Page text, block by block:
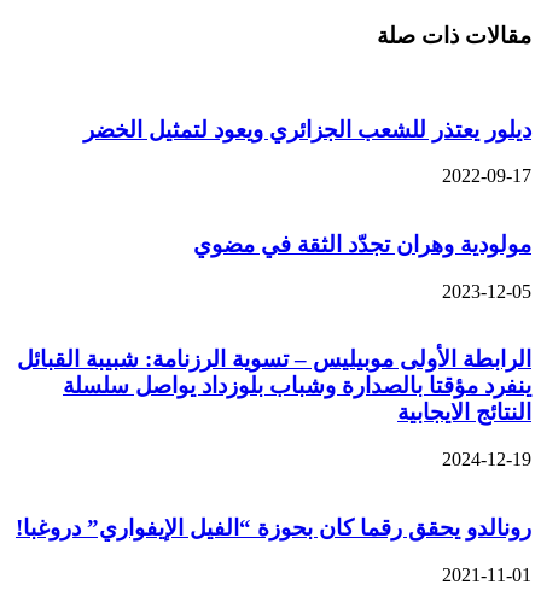
مقالات ذات صلة
ديلور يعتذر للشعب الجزائري ويعود لتمثيل الخضر
2022-09-17
مولودية وهران تجدّد الثقة في مضوي
2023-12-05
الرابطة الأولى موبيليس – تسوية الرزنامة: شبيبة القبائل
ينفرد مؤقتا بالصدارة وشباب بلوزداد يواصل سلسلة
النتائج الايجابية
2024-12-19
رونالدو يحقق رقما كان بحوزة “الفيل الإيفواري” دروغبا!
2021-11-01